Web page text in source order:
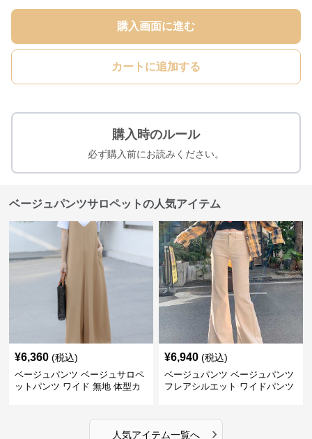
購入画面に進む
カートに追加する
購入時のルール
必ず購入前にお読みください。
ベージュパンツサロペットの人気アイテム
¥6,360 (税込)
ベージュパンツ ベージュサロペ
ットパンツ ワイド 無地 体型カ
¥6,940 (税込)
ベージュパンツ ベージュパンツ
フレアシルエット ワイドパンツ
人気アイテム一覧へ ›